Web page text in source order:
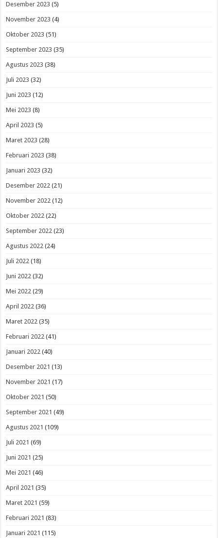
Desember 2023 (5)
November 2023 (4)
Oktober 2023 (51)
September 2023 (35)
Agustus 2023 (38)
Juli 2023 (32)
Juni 2023 (12)
Mei 2023 (8)
April 2023 (5)
Maret 2023 (28)
Februari 2023 (38)
Januari 2023 (32)
Desember 2022 (21)
November 2022 (12)
Oktober 2022 (22)
September 2022 (23)
Agustus 2022 (24)
Juli 2022 (18)
Juni 2022 (32)
Mei 2022 (29)
April 2022 (36)
Maret 2022 (35)
Februari 2022 (41)
Januari 2022 (40)
Desember 2021 (13)
November 2021 (17)
Oktober 2021 (50)
September 2021 (49)
Agustus 2021 (109)
Juli 2021 (69)
Juni 2021 (25)
Mei 2021 (46)
April 2021 (35)
Maret 2021 (59)
Februari 2021 (83)
Januari 2021 (115)